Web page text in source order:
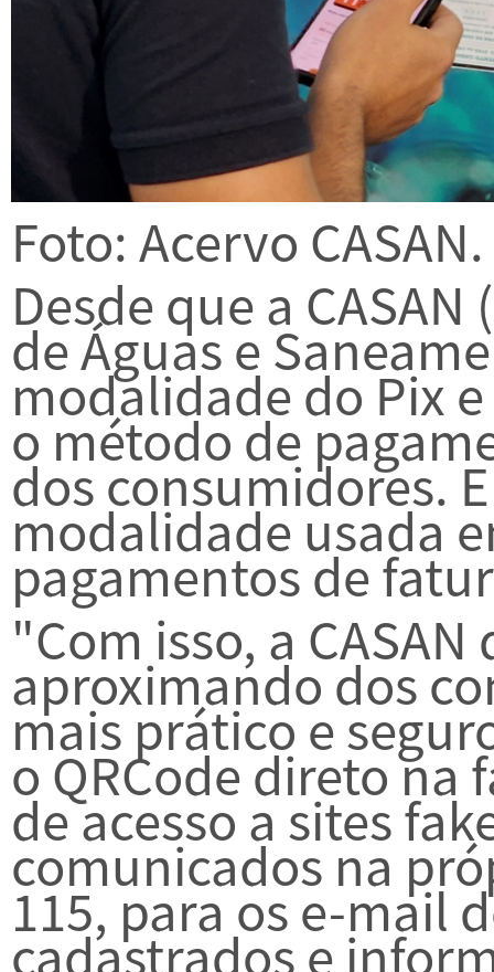
Foto: Acervo CASAN.
Desde que a
de Águas e
modalidade do Pix
o método de
dos consumidores.
modalidade usada
pagamentos de
"Com isso, a
aproximando dos
mais prático e
o QRCode direto
de acesso a sites
comunicados na
115, para os e-mail
cadastrados e